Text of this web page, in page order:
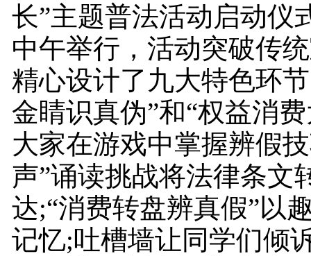
长”主题普法活动启动仪
中午举行，活动突破传
精心设计了九大特色环
金睛识真伪”和“权益消
大家在游戏中掌握辨假
声”诵读挑战将法律条文
达;“消费转盘辨真假”以
记忆;吐槽墙让同学们倾